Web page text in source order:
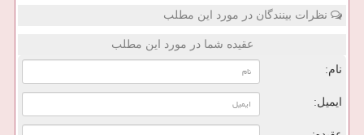
نظرات بینندگان در مورد این مطلب
عقیده شما در مورد این مطلب
نام:
ایمیل: